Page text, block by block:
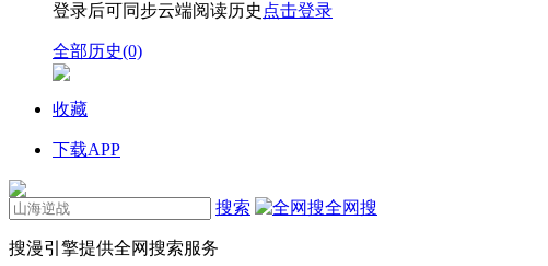
登录后可同步云端阅读历史 点击登录
全部历史(0)
收藏
下载APP
搜索 全网搜
搜漫引擎提供全网搜索服务